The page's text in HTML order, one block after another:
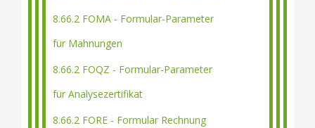
8.66.2 FOMA - Formular-Parameter
für Mahnungen
8.66.2 FOQZ - Formular-Parameter
für Analysezertifikat
8.66.2 FORE - Formular Rechnung